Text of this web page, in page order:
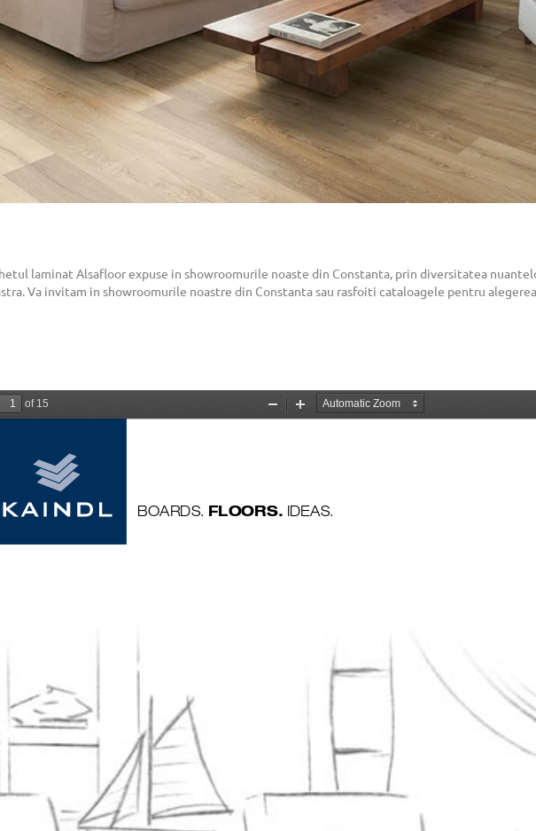
laminat Alsafloor expuse in showroomurile noaste din Constanta, prin diversitatea
Va invitam in showroomurile noastre din Constanta sau rasfoiti cataloagele pentru